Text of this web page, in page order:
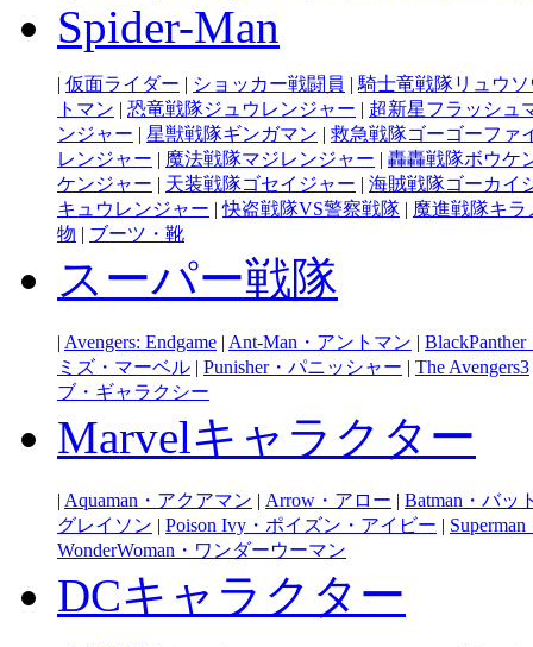
Spider-Man
| 仮面ライダー | ショッカー戦闘員 | 騎士竜戦隊リュウ
トマン | 恐竜戦隊ジュウレンジャー | 超新星フラッシュ
ンジャー | 星獣戦隊ギンガマン | 救急戦隊ゴーゴーファ
レンジャー | 魔法戦隊マジレンジャー | 轟轟戦隊ボウケ
ケンジャー | 天装戦隊ゴセイジャー | 海賊戦隊ゴーカイ
キュウレンジャー |快盗戦隊VS警察戦隊 | 魔進戦隊キラ
物 | ブーツ・靴
スーパー戦隊
| Avengers: Endgame | Ant-Man・アントマン |
ミズ・マーベル | Punisher・パニッシャー | The Avengers3
ブ・ギャラクシー
Marvelキャラクター
| Aquaman・アクアマン | Arrow・アロー | Batman・バッ
グレイソン | Poison Ivy・ポイズン・アイビー |
WonderWoman・ワンダーウーマン
DCキャラクター